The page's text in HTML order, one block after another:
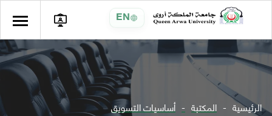
EN
الرئيسية المكتبة أساسيات التسويق